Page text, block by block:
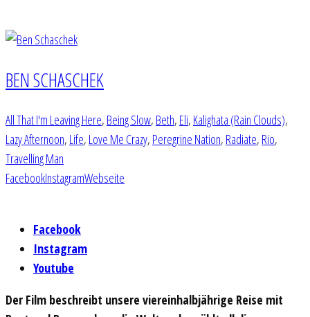
BEN SCHASCHEK
All That I'm Leaving Here, Being Slow, Beth, Eli, Kalighata (Rain Clouds),
Lazy Afternoon, Life, Love Me Crazy, Peregrine Nation, Radiate, Rio,
Travelling Man
FacebookInstagramWebseite
Facebook
Instagram
Youtube
Der Film beschreibt unsere viereinhalbjährige Reise mit